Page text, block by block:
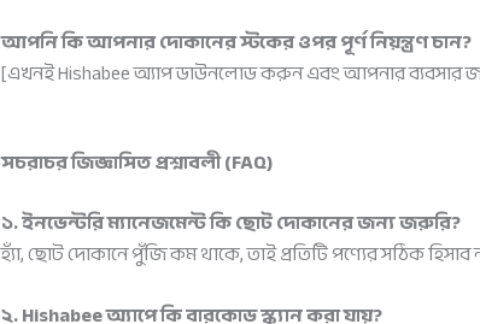
আপনি কি আপনার দোকানের স্টকের ওপর পূর্ণ নিয়ন্ত্রণ চান?
[এখনই Hishabee অ্যাপ ডাউনলোড করুন এবং আপনার ব্যবসার
সচরাচর জিজ্ঞাসিত প্রশ্নাবলী (FAQ)
১. ইনভেন্টরি ম্যানেজমেন্ট কি ছোট দোকানের জন্য জরুরি?
হ্যাঁ, ছোট দোকানে পুঁজি কম থাকে, তাই প্রতিটি পণ্যের সঠিক
২. Hishabee অ্যাপে কি বারকোড স্ক্যান করা যায়?